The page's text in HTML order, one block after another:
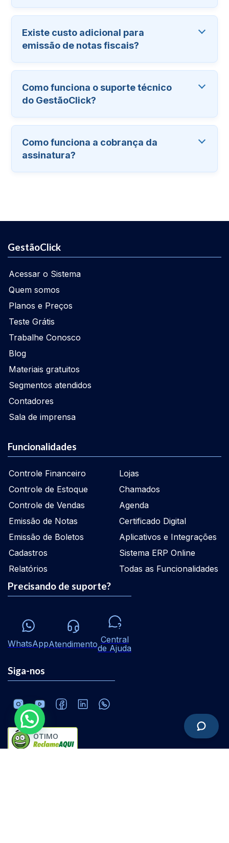
Existe custo adicional para
emissão de notas fiscais?
Como funciona o suporte técnico
do GestãoClick?
Como funciona a cobrança da
assinatura?
GestãoClick
Acessar o Sistema
Quem somos
Planos e Preços
Teste Grátis
Trabalhe Conosco
Blog
Materiais gratuitos
Segmentos atendidos
Contadores
Sala de imprensa
Funcionalidades
Controle Financeiro
Controle de Estoque
Controle de Vendas
Emissão de Notas
Emissão de Boletos
Cadastros
Relatórios
Lojas
Chamados
Agenda
Certificado Digital
Aplicativos e Integrações
Sistema ERP Online
Todas as Funcionalidades
Precisando de suporte?
WhatsAppAtendimento Central
de Ajuda
Siga-nos
ÓTIMO